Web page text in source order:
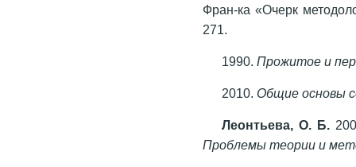
Фран-ка «Очерк
271.
1990.Прожитое и
2010. Общие основы
Леонтьева, О. Б.
Проблемы теории и